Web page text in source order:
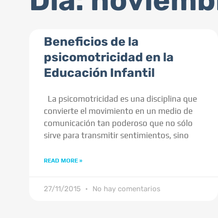
Beneficios de la
psicomotricidad en la
Educación Infantil
La psicomotricidad es una disciplina que
convierte el movimiento en un medio de
comunicación tan poderoso que no sólo
sirve para transmitir sentimientos, sino
READ MORE »
27/11/2015 No hay comentarios